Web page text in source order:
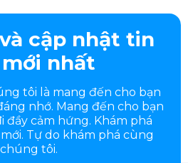
cập nhật tin
nhất
tôi là mang đến cho bạn
nhớ. Mang đến cho bạn
đầycảm hứng. Khám phá
Tự do khám phá cùng
chúng tôi.